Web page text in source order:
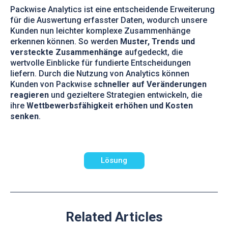
Packwise Analytics ist eine entscheidende Erweiterung
für die Auswertung erfasster Daten, wodurch unsere
Kunden nun leichter komplexe Zusammenhänge
erkennen können. So werden Muster, Trends und
versteckte Zusammenhänge aufgedeckt, die
wertvolle Einblicke für fundierte Entscheidungen
liefern. Durch die Nutzung von Analytics können
Kunden von Packwise schneller auf Veränderungen
reagieren und gezieltere Strategien entwickeln, die
ihre Wettbewerbsfähigkeit erhöhen und Kosten
senken.
Lösung
Related Articles